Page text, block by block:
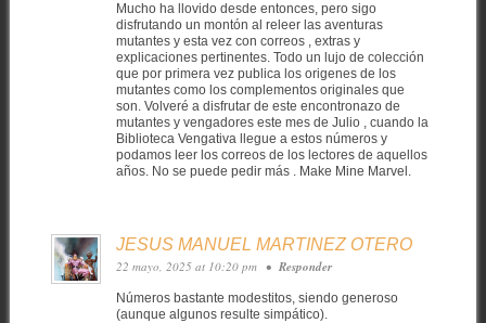
Mucho ha llovido desde entonces, pero sigo
disfrutando un montón al releer las aventuras
mutantes y esta vez con correos , extras y
explicaciones pertinentes. Todo un lujo de colección
que por primera vez publica los origenes de los
mutantes como los complementos originales que
son. Volveré a disfrutar de este encontronazo de
mutantes y vengadores este mes de Julio , cuando la
Biblioteca Vengativa llegue a estos números y
podamos leer los correos de los lectores de aquellos
años. No se puede pedir más . Make Mine Marvel.
JESUS MANUEL MARTINEZ OTERO
22 mayo, 2025 at 10:20 pm • Responder
Números bastante modestitos, siendo generoso
(aunque algunos resulte simpático).